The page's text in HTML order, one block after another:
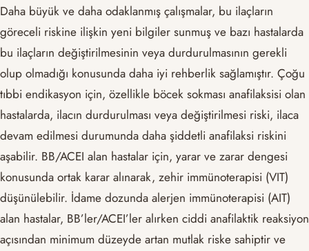
Daha büyük ve daha odaklanmış çalışmalar, bu ilaçların
göreceli riskine ilişkin yeni bilgiler sunmuş ve bazı hastalarda
bu ilaçların değiştirilmesinin veya durdurulmasının gerekli
olup olmadığı konusunda daha iyi rehberlik sağlamıştır. Çoğu
tıbbi endikasyon için, özellikle böcek sokması anafilaksisi olan
hastalarda, ilacın durdurulması veya değiştirilmesi riski, ilaca
devam edilmesi durumunda daha şiddetli anafilaksi riskini
aşabilir. BB/ACEI alan hastalar için, yarar ve zarar dengesi
konusunda ortak karar alınarak, zehir immünoterapisi (VIT)
düşünülebilir. İdame dozunda alerjen immünoterapisi (AIT)
alan hastalar, BB’ler/ACEI’ler alırken ciddi anafilaktik reaksiyon
açısından minimum düzeyde artan mutlak riske sahiptir ve